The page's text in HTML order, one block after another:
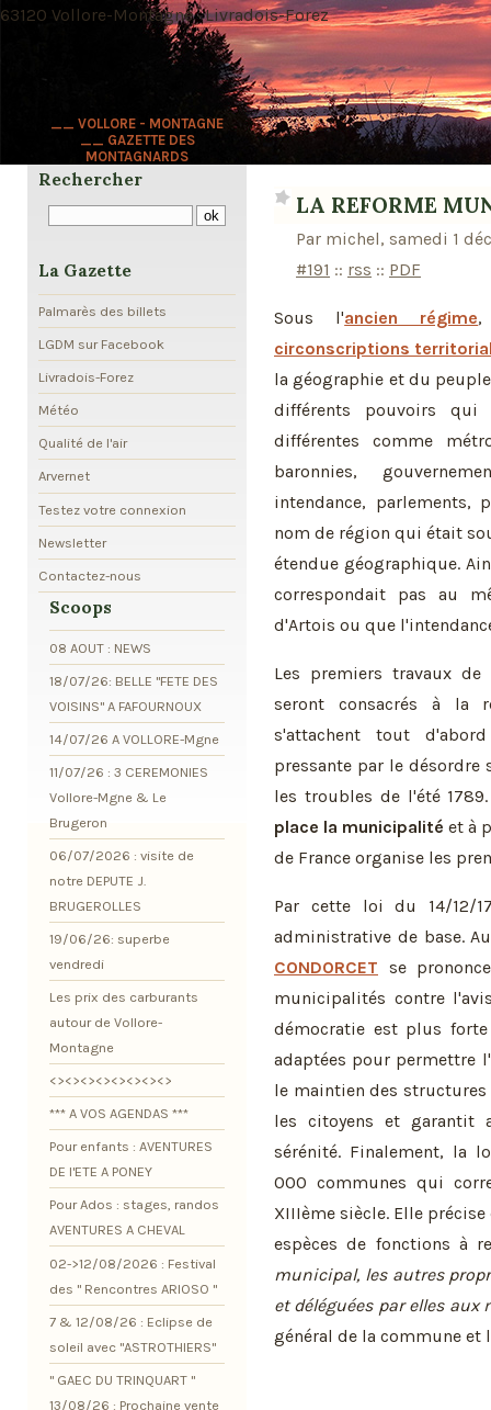
__ VOLLORE - MONTAGNE
__ GAZETTE DES
MONTAGNARDS
63120 Vollore-Montagne · Livradois-Forez
LA REFORME
Par michel, samedi 1
#191 :: rss :: PDF
Sous l'ancien régime,
circonscriptions
la géographie et du
différents pouvoirs qui
différentes comme
baronnies,
intendance, parlements,
nom de région qui était
étendue géographique.
correspondait pas au
d'Artois ou que
Les premiers travaux de
seront consacrés à la
s'attachent tout
pressante par le
les troubles de l'été
place la municipalité et à
de France organise les
Par cette loi du 14/12/
administrative de base.
CONDORCET se
municipalités contre
démocratie est plus
adaptées pour permettre
le maintien des
les citoyens et garantit
sérénité. Finalement, la
000 communes qui
XIIIème siècle. Elle
espèces de fonctions à
municipal, les autres
et déléguées par elles
général de la commune et
Rechercher
La Gazette
Palmarès des billets
LGDM sur Facebook
Livradois-Forez
Météo
Qualité de l'air
Arvernet
Testez votre connexion
Newsletter
Contactez-nous
Scoops
08 AOUT : NEWS
18/07/26: BELLE "FETE DES
VOISINS" A FAFOURNOUX
14/07/26 A VOLLORE-Mgne
11/07/26 : 3 CEREMONIES
Vollore-Mgne & Le
Brugeron
06/07/2026 : visite de
notre DEPUTE J.
BRUGEROLLES
19/06/26: superbe
vendredi
Les prix des carburants
autour de Vollore-
Montagne
<><><><><><><><>
*** A VOS AGENDAS ***
Pour enfants : AVENTURES
DE l'ETE A PONEY
Pour Ados : stages, randos
AVENTURES A CHEVAL
02->12/08/2026 : Festival
des " Rencontres ARIOSO "
7 & 12/08/26 : Eclipse de
soleil avec "ASTROTHIERS"
" GAEC DU TRINQUART "
13/08/26 : Prochaine vente